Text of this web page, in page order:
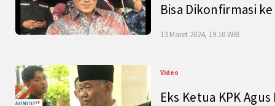
Bisa Dikonfirmasi
13 Maret 2024, 19:10 WIB
Video
Eks Ketua KPK